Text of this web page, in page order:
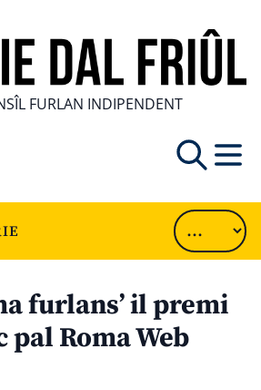
FURLAN INDIPENDENT
furlans’ il premi
Roma Web